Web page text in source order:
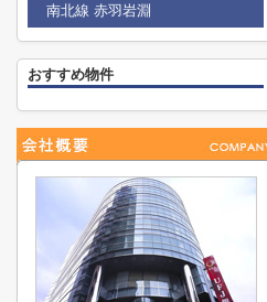
南北線 赤羽岩淵
おすすめ物件